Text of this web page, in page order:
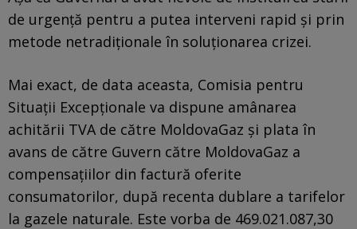
de urgență pentru a putea interveni rapid și prin
metode netradiționale în soluționarea crizei.
Mai exact, de data aceasta, Comisia pentru
Situații Excepționale va dispune amânarea
achitării TVA de către MoldovaGaz și plata în
avans de către Guvern către MoldovaGaz a
compensațiilor din factură oferite
consumatorilor, după recenta dublare a tarifelor
la gazele naturale. Este vorba de 469.021.087,30